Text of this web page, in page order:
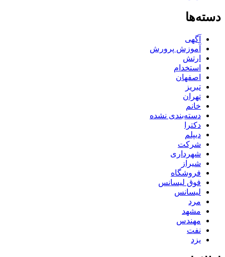
دسته‌ها
آگهی
آموزش پرورش
ارتش
استخدام
اصفهان
تبریز
تهران
خانم
دسته‌بندی نشده
دکترا
دیپلم
شرکت
شهرداری
شیراز
فروشگاه
فوق لیسانس
لیسانس
مرد
مشهد
مهندس
نفت
یزد